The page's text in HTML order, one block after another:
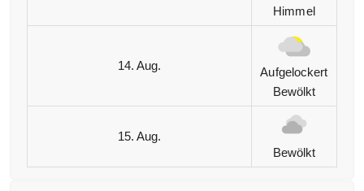
Himmel
14. Aug.
Aufgelockert
Bewölkt
15. Aug.
Bewölkt